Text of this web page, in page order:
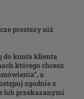
prostszy niż
do konta klienta
którego chcesz
a
zgodnie z
lub przekazanymi